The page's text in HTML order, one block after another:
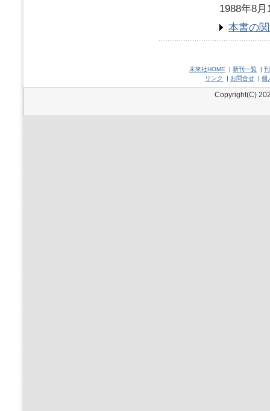
1988年8月
本書の
未來社HOME | 新刊一覧 |
リンク
| お問合せ | 個
Copyright(C)